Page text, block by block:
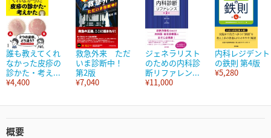
誰も教えてくれ
なかった皮疹の
診かた・考え...
¥4,400
救急外来 ただ
いま診断中！
第2版
¥7,040
ジェネラリスト
のための内科診
断リファレン...
¥11,000
内科レジデント
の鉄則 第4版
¥5,280
概要